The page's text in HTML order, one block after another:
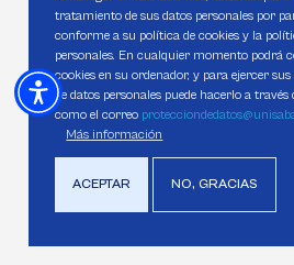
Da el
próximo
Tus comentarios y preguntas
contacto. También puedes
resolveremos tus
tratamiento de sus datos personales por
conforme a su política de cookies y la
personales. En cualquier momento podrá
cookies en su ordenador, y para ejercer
de datos personales puede hacerlo a
como el correo
Más información
ACEPTAR NO, GRACIAS